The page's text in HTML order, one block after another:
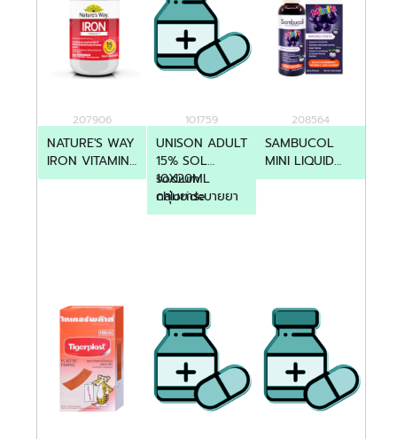
207906
NATURE'S WAY
IRON VITAMIN
C CHEWABLE
101759
UNISON ADULT
15% SOL
10X20ML
กลุ่มยาระบายยา
ถ่าย
sodium
chloride
208564
SAMBUCOL
MINI LIQUID
120ML